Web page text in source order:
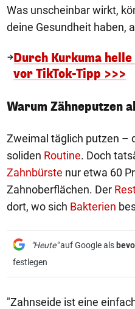
Was unscheinbar wirkt,
deine Gesundheit haben,
Durch Kurkuma
vor TikTok-Tipp >>>
Warum Zähneputzen
Zweimal täglich putzen –
soliden Routine. Doch
Zahnbürste nur etwa 60
Zahnoberflächen. Der
dort, wo sich Bakterien
"Heute"auf Google als
festlegen
"Zahnseide ist eine